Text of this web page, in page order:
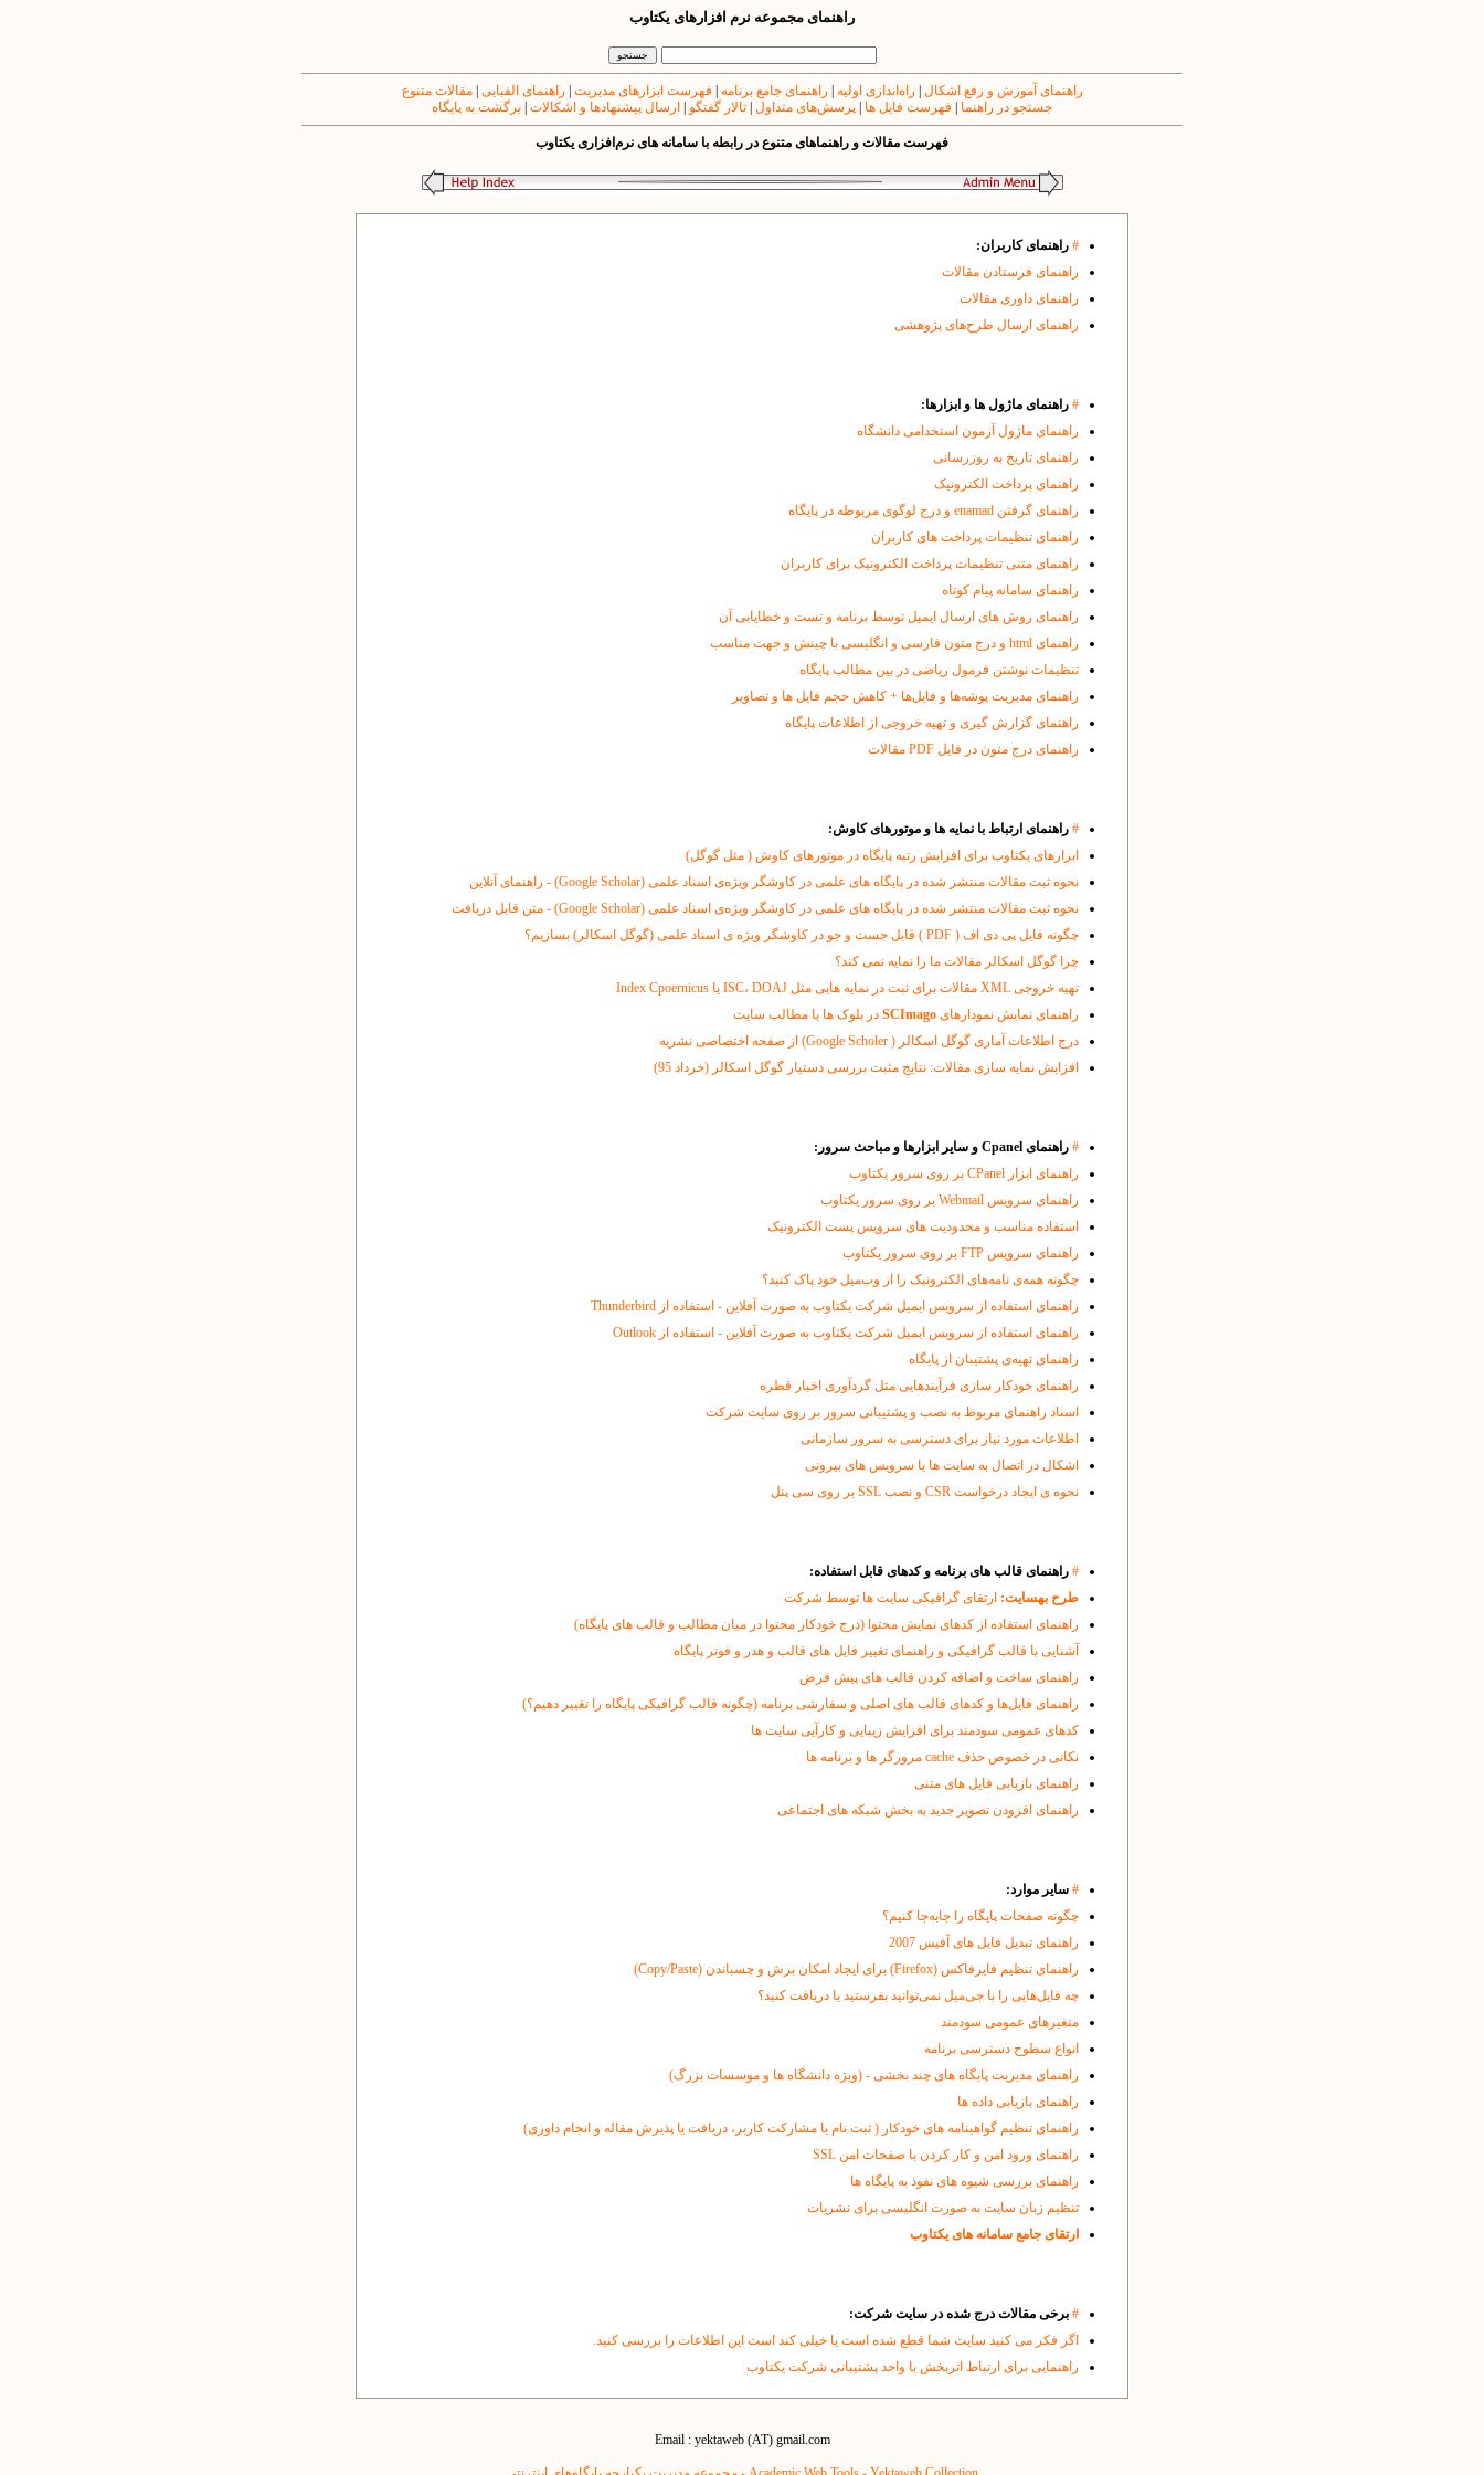
راهنمای مجموعه نرم افزارهای یکتاوب
راهنمای آموزش و رفع اشکال راه‌اندازی اولیه راهنمای جامع برنامه فهرست ابزارهای مدیریت راهنمای الفبایی |مقالات متنوع
جستجو در راهنما
فهرست فایل ها پرسش‌های متداول تالار گفتگو ارسال پیشنهادها و اشکالات برگشت به پایگاه
فهرست مقالات و راهنماهای متنوع در رابطه با سامانه های نرم‌افزاری یکتاوب
# راهنمای کاربران:
راهنمای فرستادن مقالات
راهنمای داوری مقالات
راهنمای ارسال طرح‌های پژوهشی
# راهنمای ماژول ها و ابزارها:
راهنمای ماژول آزمون استخدامی دانشگاه
راهنمای تاریخ به روزرسانی
راهنمای پرداخت الکترونیک
راهنمای گرفتن enamad و درج لوگوی مربوطه در پایگاه
راهنمای تنظیمات پرداخت های کاربران
راهنمای متنی تنظیمات پرداخت الکترونیک برای کاربران
راهنمای سامانه پیام کوتاه
راهنمای روش های ارسال ایمیل توسط برنامه و تست و خطایابی آن
راهنمای html و درج متون فارسی و انگلیسی با چینش و جهت مناسب
تنظیمات نوشتن فرمول ریاضی در بین مطالب پایگاه
راهنمای مدیریت پوشه‌ها و فایل‌ها + کاهش حجم فایل ها و تصاویر
راهنمای گزارش گیری و تهیه خروجی از اطلاعات پایگاه
راهنمای درج متون در فایل PDF مقالات
# راهنمای ارتباط با نمایه ها و موتورهای کاوش:
ابزارهای یکتاوب برای افزایش رتبه پایگاه در موتورهای کاوش ( مثل گوگل)‌
نحوه ثبت مقالات منتشر شده در پایگاه های علمی در کاوشگر ویژه‌ی اسناد علمی (Google Scholar) - راهنمای آنلاین
نحوه ثبت مقالات منتشر شده در پایگاه های علمی در کاوشگر ویژه‌ی اسناد علمی (Google Scholar) - متن قابل دریافت
چگونه فایل پی دی اف ( PDF ) قابل جست و جو در کاوشگر ویژه ی اسناد علمی (گوگل اسکالر) بسازیم؟
چرا گوگل اسکالر مقالات ما را نمایه نمی کند؟
تهیه خروجی XML مقالات برای ثبت در نمایه هایی مثل ISC، DOAJ یا Index Cpoernicus
راهنمای نمایش نمودارهای SCImago در بلوک ها یا مطالب سایت
درج اطلاعات آماری گوگل اسکالر ( Google Scholer) از صفحه اختصاصی نشریه
افزایش نمایه سازی مقالات: نتایج مثبت بررسی دستیار گوگل اسکالر (خرداد 95)
# راهنمای Cpanel و سایر ابزارها و مباحث سرور:
راهنمای ابزار CPanel بر روی سرور یکتاوب
راهنمای سرویس Webmail بر روی سرور یکتاوب
استفاده مناسب و محدودیت های سرویس پست الکترونیک
راهنمای سرویس FTP بر روی سرور یکتاوب
چگونه‌ همه‌ی نامه‌های الکترونیک را از وب‌میل خود پاک کنید؟
راهنمای استفاده از سرویس ایمیل شرکت یکتاوب به صورت آفلاین - استفاده از Thunderbird
راهنمای استفاده از سرویس ایمیل شرکت یکتاوب به صورت آفلاین - استفاده از Outlook
راهنمای تهیه‌ی پشتیبان از پایگاه
راهنمای خودکار سازی فرآیندهایی مثل گردآوری اخبار قطره
اسناد راهنمای مربوط به نصب و پشتیبانی سرور بر روی سایت شرکت
اطلاعات مورد نیاز برای دسترسی به سرور سازمانی
اشکال در اتصال به سایت ها یا سرویس های بیرونی
نحوه ی ایجاد درخواست CSR و نصب SSL بر روی سی پنل
# راهنمای قالب های برنامه و کدهای قابل استفاده:
طرح بهسایت: ارتقای گرافیکی سایت ها توسط شرکت
راهنمای استفاده از کدهای نمایش محتوا (درج خودکار محتوا در میان مطالب و قالب های پایگاه)
آشنایی با قالب گرافیکی و راهنمای تغییر فایل های قالب و هدر و فوتر پایگاه
راهنمای ساخت و اضافه کردن قالب های پیش فرض
راهنمای فایل‌ها و کدهای قالب های اصلی و سفارشی برنامه (چگونه قالب گرافیکی پایگاه را تغییر دهیم؟)
کدهای عمومی سودمند برای افزایش زیبایی و کارآیی سایت ها
نکاتی در خصوص حذف cache مرورگر ها و برنامه ها
راهنمای بازیابی فایل های متنی
راهنمای افزودن تصویر جدید به بخش شبکه های اجتماعی
# سایر موارد:
چگونه صفحات پایگاه را جابه‌جا کنیم؟
راهنمای تبدیل فایل های آفیس 2007
راهنمای تنظیم فایرفاکس (Firefox) برای ایجاد امکان برش و چسباندن (Copy/Paste)
چه فایل‌هایی را با جی‌میل نمی‌توانید بفرستید یا دریافت کنید؟
متغیرهای عمومی سودمند
انواع سطوح دسترسی برنامه
راهنمای مدیریت پایگاه های چند بخشی - (ویژه دانشگاه ها و موسسات بزرگ)
راهنمای بازیابی داده ها
راهنمای تنظیم گواهینامه های خودکار ( ثبت نام یا مشارکت کاربر، دریافت یا پذیرش مقاله و انجام داوری)
راهنمای ورود امن و کار کردن با صفحات امن SSL
راهنمای بررسی شیوه های نفوذ به پایگاه ها
تنظیم زبان سایت به صورت انگلیسی برای نشریات
ارتقای جامع سامانه های یکتاوب
# برخی مقالات درج شده در سایت شرکت:
اگر فکر می کنید سایت شما قطع شده است یا خیلی کند است این اطلاعات را بررسی کنید.
راهنمایی برای ارتباط اثربخش با واحد پشتیبانی شرکت یکتاوب
Email : yektaweb (AT) gmail.com